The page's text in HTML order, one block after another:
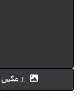
1 عگس